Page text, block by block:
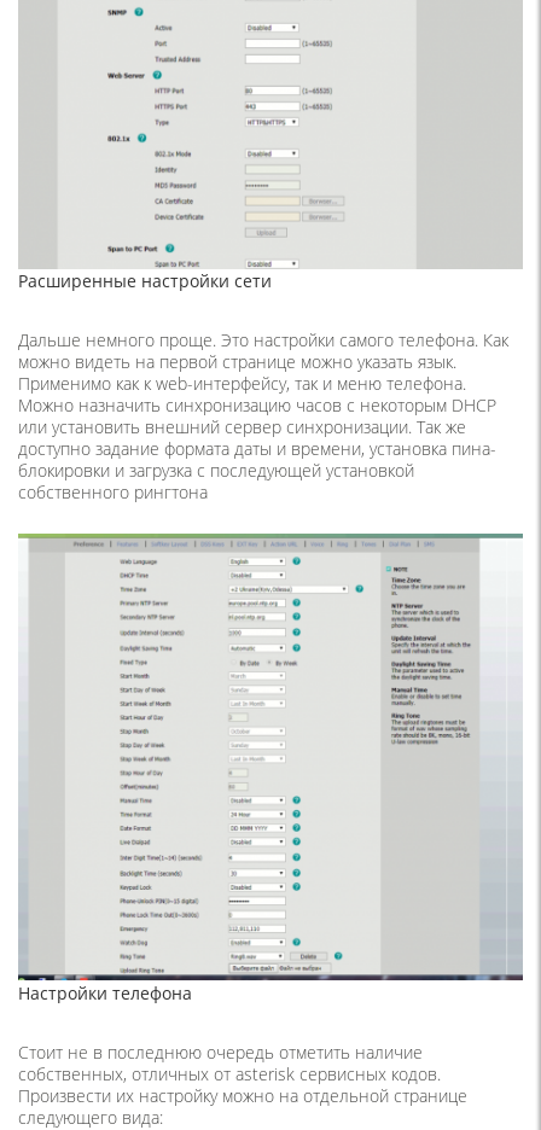
Расширенные настройки сети
Дальше немного проще. Это настройки самого телефона. Как
можно видеть на первой странице можно указать язык.
Применимо как к web-интерфейсу, так и меню телефона.
Можно назначить синхронизацию часов с некоторым DHCP
или установить внешний сервер синхронизации. Так же
доступно задание формата даты и времени, установка пина-
блокировки и загрузка с последующей установкой
собственного рингтона
Настройки телефона
Стоит не в последнюю очередь отметить наличие
собственных, отличных от asterisk сервисных кодов.
Произвести их настройку можно на отдельной странице
следующего вида: